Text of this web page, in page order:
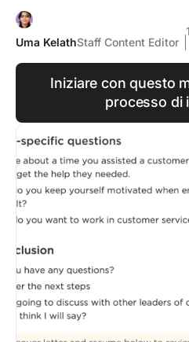
Uma KelathStaff Content Editor
Iniziare con questo
processo di